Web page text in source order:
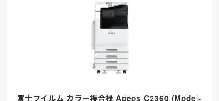
富士フイルム カラー複合機 Apeos C2360 (Model-